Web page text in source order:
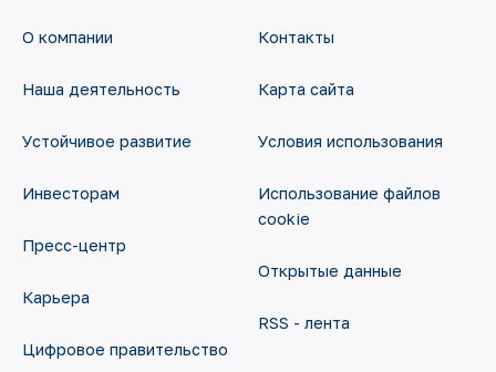
О компании
Наша деятельность
Устойчивое развитие
Инвесторам
Пресс-центр
Карьера
Цифровое правительство
Контакты
Карта сайта
Условия использования
Использование файлов
cookie
Открытые данные
RSS - лента